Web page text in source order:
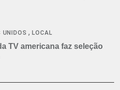
UNIDOS ,LOCAL
TV americana faz seleção